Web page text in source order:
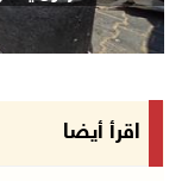
08/آب/2026 12:42 م
الاحتلال يتوغل
سلطة المياه تطلق
اقرأ أيضا